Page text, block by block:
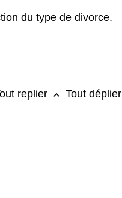
du type de divorce.
replier keyboard_arrow_up Tout déplier